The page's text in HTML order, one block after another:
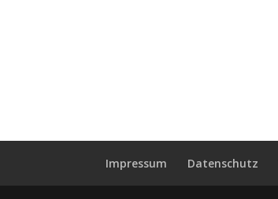
Impressum Datenschutz